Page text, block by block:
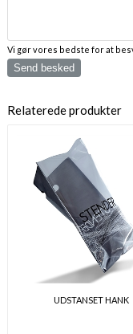
Vi gør vores bedste for at
Send besked
Relaterede produkter
UDSTANSET HANK